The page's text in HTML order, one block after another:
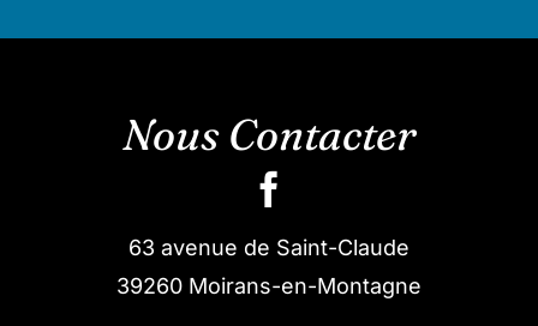
Nous Contacter
63 avenue de Saint-Claude
39260 Moirans-en-Montagne